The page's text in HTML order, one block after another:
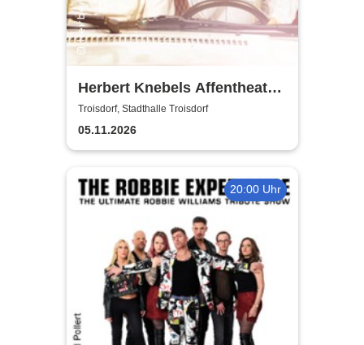
Herbert Knebels Affentheater
- Voll Karacho!
Troisdorf, Stadthalle Troisdorf
05.11.2026
20:00 Uhr